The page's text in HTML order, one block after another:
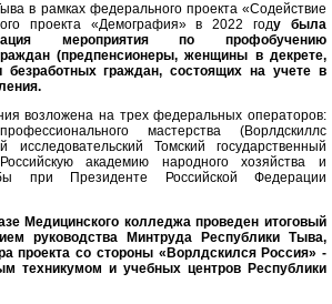
в рамках федерального проекта «Содействие
проекта «Демография» в 2022 году была
мероприятия по профобучению
(предпенсионеры, женщины в декрете,
граждан, состоящих на учете в
возложена на трех федеральных операторов:
мастерства (Ворлдскиллс
исследовательский Томский государственный
академию народного хозяйства и
при Президенте Российской Федерации
Медицинского колледжа проведен итоговый
руководства Минтруда Республики Тыва,
проекта со стороны «Ворлдскился Россия» -
техникумом и учебных центров Республики